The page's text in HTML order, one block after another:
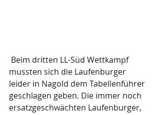
mussten sich die Laufenburger
leider in Nagold dem Tabellenführer
geschlagen geben. Die immer noch
ersatzgeschwächten Laufenburger,